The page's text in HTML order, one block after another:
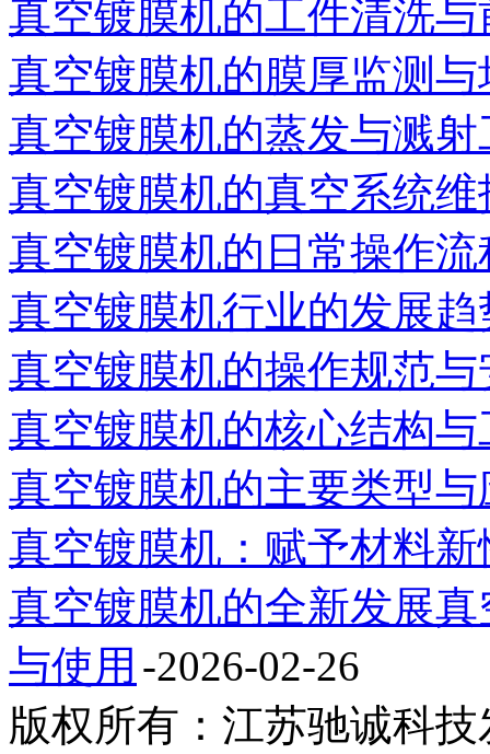
真空镀膜机的工件清洗与
真空镀膜机的膜厚监测
真空镀膜机的蒸发与溅
真空镀膜机的真空系统维
真空镀膜机的日常操作流
真空镀膜机行业的发展
真空镀膜机的操作规范
真空镀膜机的核心结构
真空镀膜机的主要类型
真空镀膜机：赋予材料
真空镀膜机的全新发展
与使用 -2026-02-26
版权所有：江苏驰诚科